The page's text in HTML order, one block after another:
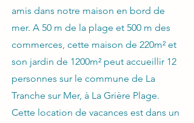
amis dans notre maison en bord de
mer. A 50 m de la plage et 500 m des
commerces, cette maison de 220m² et
son jardin de 1200m² peut accueillir 12
personnes sur le commune de La
Tranche sur Mer, à La Grière Plage.
Cette location de vacances est dans un